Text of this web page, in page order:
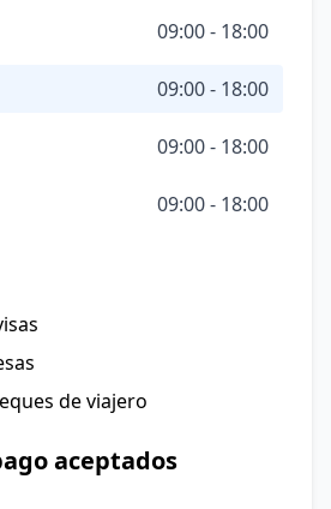
09:00 - 18:00
09:00 - 18:00
09:00 - 18:00
09:00 - 18:00
de viajero
aceptados